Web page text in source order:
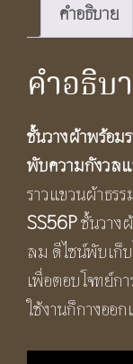
304
รุ่น
SS56P
Brushed
Gold
Round
Foldable
Towel
Shelf
ชิ้น
คำอธิบาย
คำอธิบ
ชั้นวางผ้าพร้อม
พับความกังวลแ
ราวแขวนผ้าธร
SS56Pชั้นวาง
ลม ดีไซน์พับเก็
เพื่อตอบโจทย์ก
ใช้งานก็กางออ